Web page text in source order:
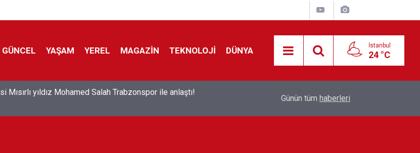
GÜNCEL YAŞAM YEREL MAGAZİN TEKNOLOJİ DÜNYA İstanbul
24 °C
Mısırlı yıldız Mohamed Salah Trabzonspor ile anlaştı!
Feridun Düzağaç sahnelere ara verdi: ''En az
Günün tüm haberleri